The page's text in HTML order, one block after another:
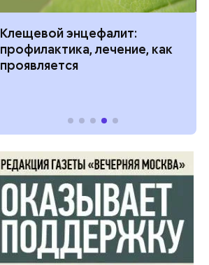
Клещевой энцефалит:
профилактика, лечение, как
проявляется